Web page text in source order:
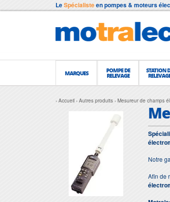
LeSpécialisteen pompes & moteurs
MARQUES POMPE DE
RELEVAGE
STATION
Accueil Autres produits Mesureur de champs
Notre
Afin de